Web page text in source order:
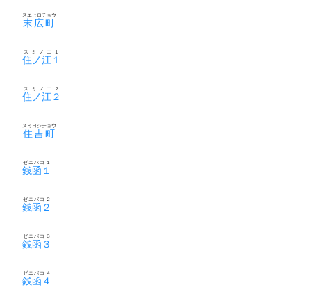
末広町
スエヒロチョウ
住ノ江１
スミノエ１
住ノ江２
スミノエ２
住吉町
スミヨシチョウ
銭函１
ゼニバコ１
銭函２
ゼニバコ２
銭函３
ゼニバコ３
銭函４
ゼニバコ４